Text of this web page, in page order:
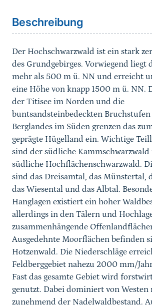
Beschreibung
Der Hochschwarzwald ist ein stark
des Grundgebirges. Vorwiegend liegt
mehr als 500 m ü. NN und erreicht
eine Höhe von knapp 1500 m ü. NN.
der Titisee im Norden und die
buntsandsteinbedeckten
Berglandes im Süden grenzen das
geprägte Hügelland ein. Wichtige
sind der südliche
südliche Hochflächenschwarzwald.
sind das Dreisamtal, das Münstertal,
das Wiesental und das Albtal.
Hanglagen existiert ein hoher
allerdings in den Tälern und
zusammenhängende
Ausgedehnte Moorflächen befinden
Hotzenwald. Die Niederschläge
Feldberggebiet nahezu 2000 mm/
Fast das gesamte Gebiet wird
genutzt. Dabei dominiert von Westen
zunehmend der Nadelwaldbestand.